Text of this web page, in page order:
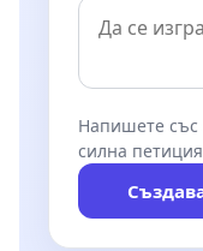
Напишете
силна